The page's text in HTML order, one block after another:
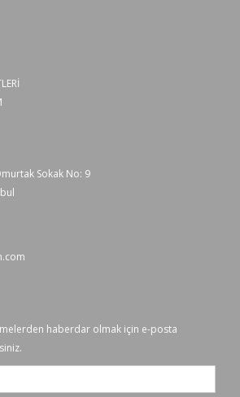
Sokak No: 9
haberdar olmak için e-posta